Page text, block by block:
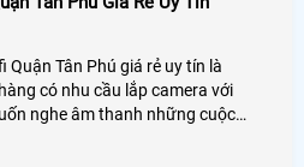
Quận Tân Phú giá rẻ uy tín là
có nhu cầu lắp camera với
nghe âm thanh những cuộc